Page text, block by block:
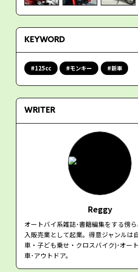
KEYWORD
125cc モンキー 新車
WRITER
Reggy
オートバイ系雑誌･書籍編集をする傍
入販売業として起業。得意ジャンルは
車・子ども乗せ・クロスバイク)･オー
車･アウトドア。